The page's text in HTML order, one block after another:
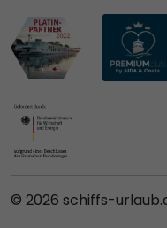
© 2026 schiffs-